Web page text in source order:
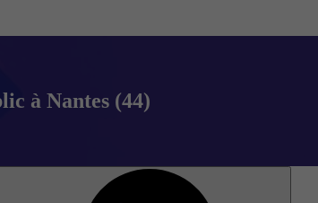
à Nantes (44)